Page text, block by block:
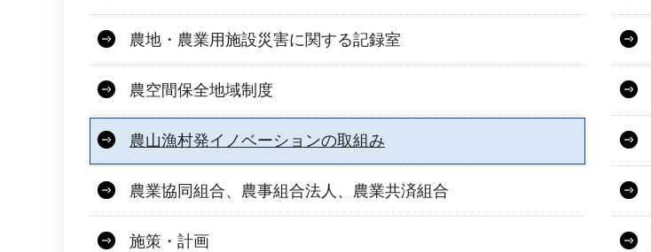
農地・農業用施設災害に関する記録室
農空間保全地域制度
農山漁村発イノベーションの取組み
農業協同組合、農事組合法人、農業共済組合
施策・計画